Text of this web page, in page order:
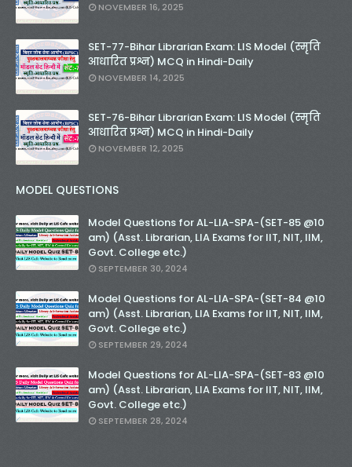
NOVEMBER 16, 2025
SET-77-Bihar Librarian Exam: LIS Model (स्मृति
आधारित प्रश्न) MCQ in Hindi-Daily
NOVEMBER 14, 2025
SET-76-Bihar Librarian Exam: LIS Model (स्मृति
आधारित प्रश्न) MCQ in Hindi-Daily
NOVEMBER 12, 2025
MODEL QUESTIONS
Model Questions for AL-LIA-SPA-(SET-85 @10
am) (Asst. Librarian, LIA Exams for IIT, NIT, IIM,
Govt. College etc.)
SEPTEMBER 30, 2024
Model Questions for AL-LIA-SPA-(SET-84 @10
am) (Asst. Librarian, LIA Exams for IIT, NIT, IIM,
Govt. College etc.)
SEPTEMBER 29, 2024
Model Questions for AL-LIA-SPA-(SET-83 @10
am) (Asst. Librarian, LIA Exams for IIT, NIT, IIM,
Govt. College etc.)
SEPTEMBER 28, 2024